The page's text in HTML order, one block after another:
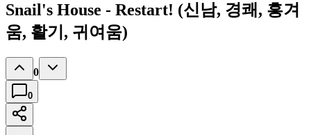
Snail's House - Restart! (신남, 경쾌, 흥겨
움, 활기, 귀여움)
0
0